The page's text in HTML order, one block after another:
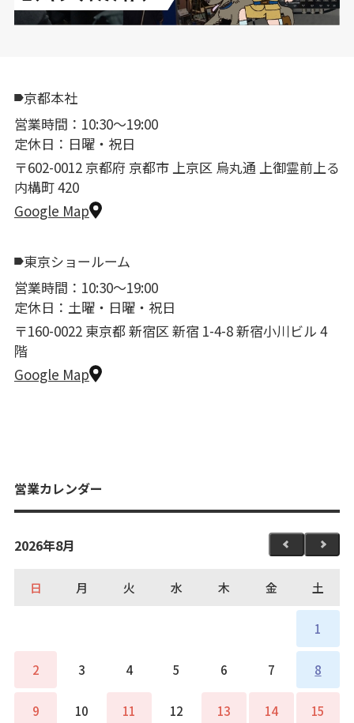
京都本社
営業時間：10:30〜19:00
定休日：日曜・祝日
〒602-0012 京都府 京都市 上京区 烏丸通 上御霊前上る
内構町 420
Google Map
東京ショールーム
営業時間：10:30〜19:00
定休日：土曜・日曜・祝日
〒160-0022 東京都 新宿区 新宿 1-4-8 新宿小川ビル 4
階
Google Map
営業カレンダー
2026年8月
日 月 火 水 木 金 土
1
2 3 4 5 6 7 8
9 10 11 12 13 14 15